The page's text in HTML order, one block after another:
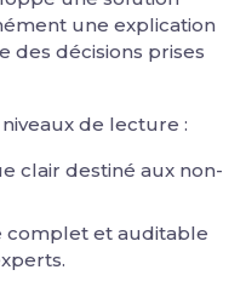
une explication
décisions prises
de lecture :
clair destiné aux non-
complet et auditable